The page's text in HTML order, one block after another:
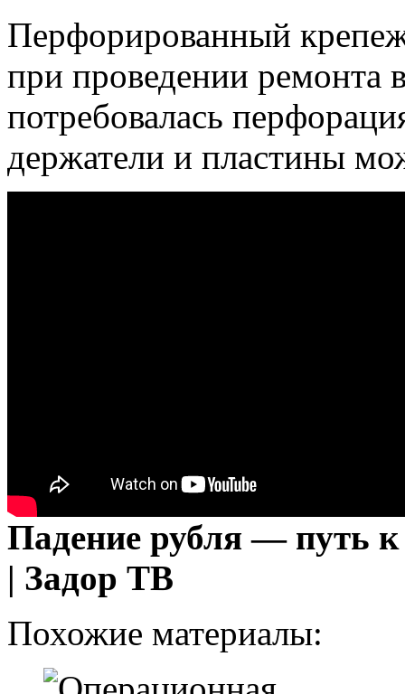
Перфорированный
при проведении ремонта
потребовалась
держатели и пластины
Падение рубля — путь
| Задор ТВ
Похожие материалы: